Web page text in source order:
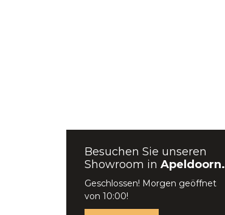
Besuchen Sie unseren
Showroom inApeldoorn.
Geschlossen! Morgen geöffnet
von 10:00!